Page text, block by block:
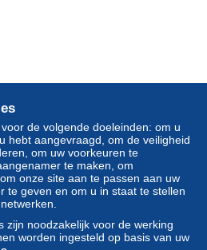
de volgende doeleinden: om u
hebt aangevraagd, om de veiligheid
om uw voorkeuren te
te maken, om
onze site aan te passen aan uw
te geven en om u in staat te stellen
zijn noodzakelijk voor de werking
worden ingesteld op basis van uw